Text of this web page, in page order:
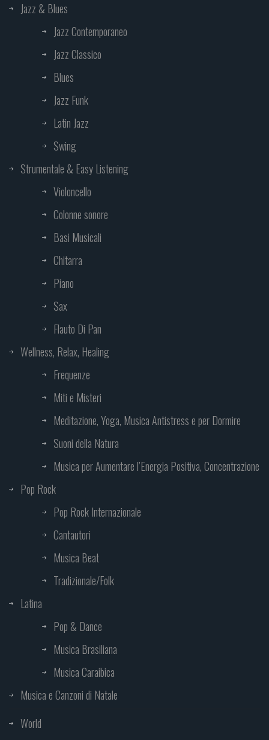
Jazz & Blues
Jazz Contemporaneo
Jazz Classico
Blues
Jazz Funk
Latin Jazz
Swing
Strumentale & Easy Listening
Violoncello
Colonne sonore
Basi Musicali
Chitarra
Piano
Sax
Flauto Di Pan
Wellness, Relax, Healing
Frequenze
Miti e Misteri
Meditazione, Yoga, Musica Antistress e per Dormire
Suoni della Natura
Musica per Aumentare l’Energia Positiva, Concentrazione
Pop Rock
Pop Rock Internazionale
Cantautori
Musica Beat
Tradizionale/Folk
Latina
Pop & Dance
Musica Brasiliana
Musica Caraibica
Musica e Canzoni di Natale
World